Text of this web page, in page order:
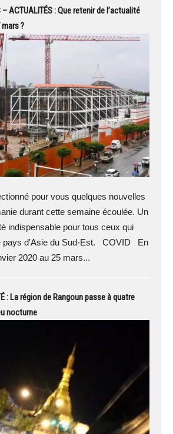
– ACTUALITÉS : Que retenir de l’actualité
?
pour vous quelques nouvelles
durant cette semaine écoulée. Un
indispensable pour tous ceux qui
pays d'Asie du Sud-Est. COVID En
2020 au 25 mars...
: La région de Rangoun passe à quatre
nocturne